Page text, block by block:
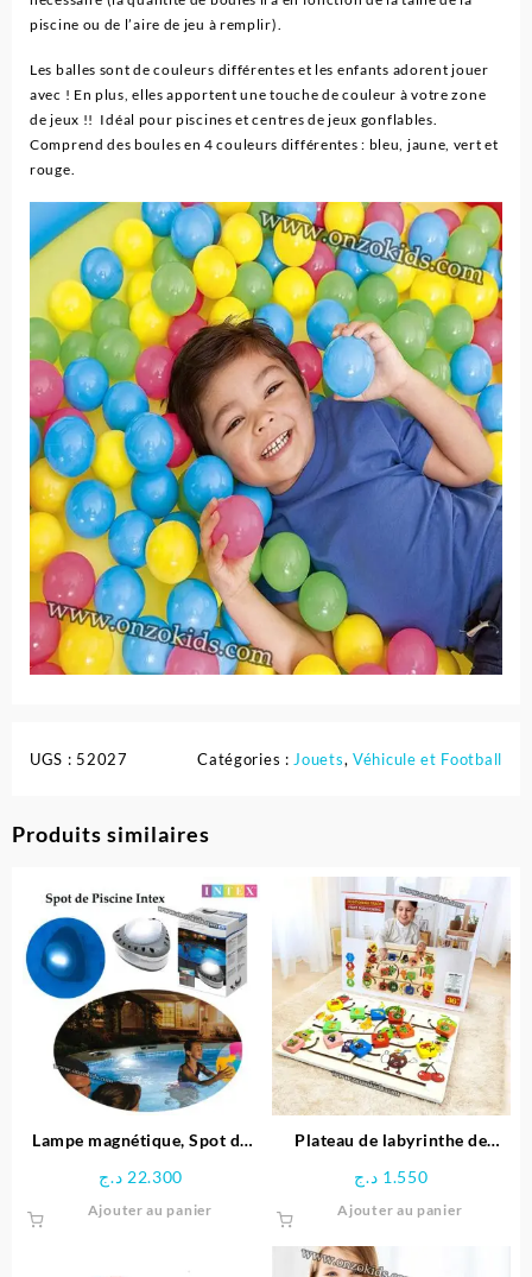
piscine ou de l’aire de jeu à remplir).
Les balles sont de couleurs différentes et les enfants adorent jouer
avec ! En plus, elles apportent une touche de couleur à votre zone
de jeux !! Idéal pour piscines et centres de jeux gonflables.
Comprend des boules en 4 couleurs différentes : bleu, jaune, vert et
rouge.
UGS : 52027 Catégories : Jouets, Véhicule et Football
Produits similaires
Lampe magnétique, Spot de
22.300 د.ج
Ajouter au panier
Plateau de labyrinthe de
Space Boy
1.550 د.ج
Ajouter au panier